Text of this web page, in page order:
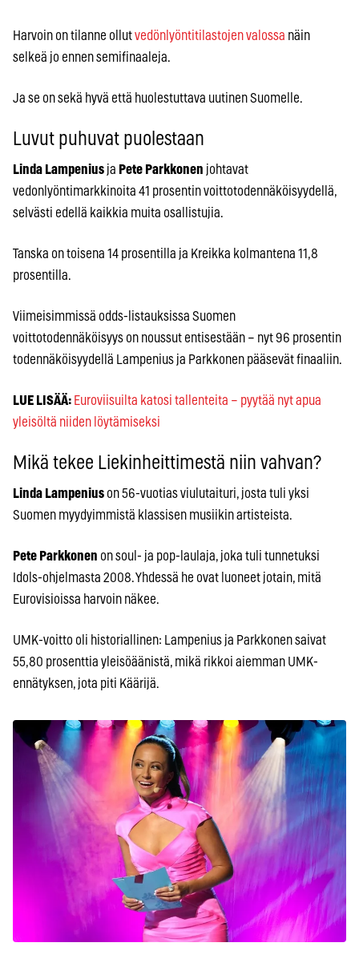
Harvoin on tilanne ollutvedönlyöntitilastojen valossa näin
selkeä jo ennen semifinaaleja.
Ja se on sekä hyvä että huolestuttava uutinen Suomelle.
Luvut puhuvat puolestaan
Linda Lampenius ja Pete Parkkonen johtavat
vedonlyöntimarkkinoita 41 prosentin voittotodennäköisyydellä,
selvästi edellä kaikkia muita osallistujia.
Tanska on toisena 14 prosentilla ja Kreikka kolmantena 11,8
prosentilla.
Viimeisimmissä odds-listauksissa Suomen
voittotodennäköisyys on noussut entisestään – nyt 96 prosentin
todennäköisyydellä Lampenius ja Parkkonen pääsevät finaaliin.
LUE LISÄÄ: Euroviisuilta katosi tallenteita – pyytää nyt apua
yleisöltä niiden löytämiseksi
Mikä tekee Liekinheittimestä niin vahvan?
Linda Lampenius on 56-vuotias viulutaituri, josta tuli yksi
Suomen myydyimmistä klassisen musiikin artisteista.
Pete Parkkonen on soul- ja pop-laulaja, joka tuli tunnetuksi
Idols-ohjelmasta 2008. Yhdessä he ovat luoneet jotain, mitä
Eurovisioissa harvoin näkee.
UMK-voitto oli historiallinen: Lampenius ja Parkkonen saivat
55,80 prosenttia yleisöäänistä, mikä rikkoi aiemman UMK-
ennätyksen, jota piti Käärijä.